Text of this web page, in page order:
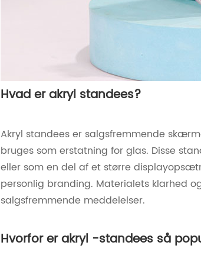
Hvad er akryl standees?
Akryl standees er salgsfremmende
bruges som erstatning for glas. Disse
eller som en del af et større
personlig branding. Materialets klarhed
salgsfremmende meddelelser.
Hvorfor er akryl -standees så